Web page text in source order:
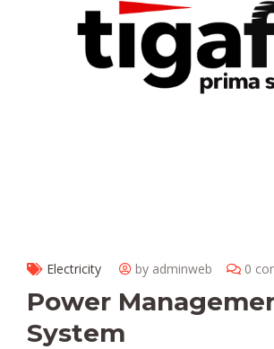
Electricity by adminweb 0
Power
System